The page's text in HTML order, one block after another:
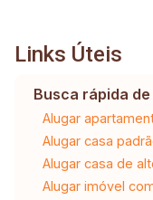
Links Úteis
Busca rápida de
Alugar
Alugar casa
Alugar casa de
Alugar imóvel